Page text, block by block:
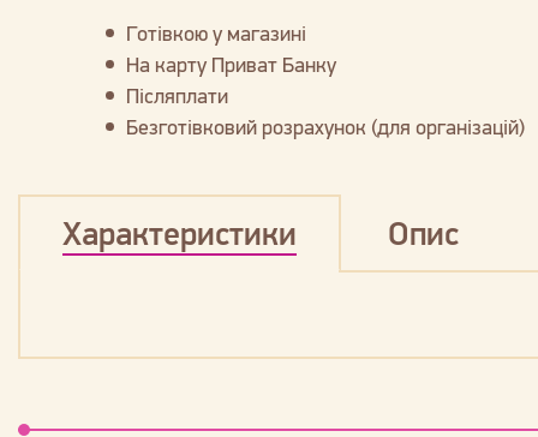
Готівкою у магазині
На карту Приват Банку
Післяплати
Безготівковий розрахунок (для організацій)
Характеристики Опис